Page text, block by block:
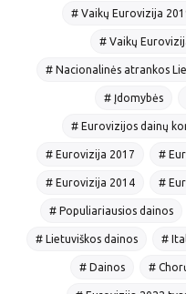
# Vaikų Eurovizija
# Vaikų
# Nacionalinės atrankos
# Įdomybės
# Eurovizijos dainų
# Eurovizija 2017 #
# Eurovizija 2014 #
# Populiariausios dainos
# Lietuviškos dainos #
# Dainos #